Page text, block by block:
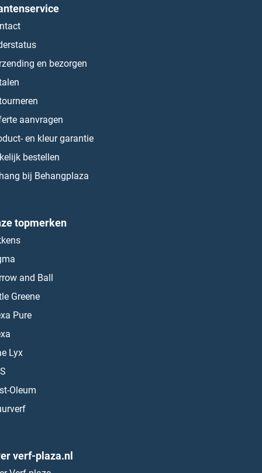
en bezorgen
aanvragen
en kleur garantie
bestellen
bij Behangplaza
topmerken
and Ball
Greene
Pure
Lyx
Oleum
verf-plaza.nl